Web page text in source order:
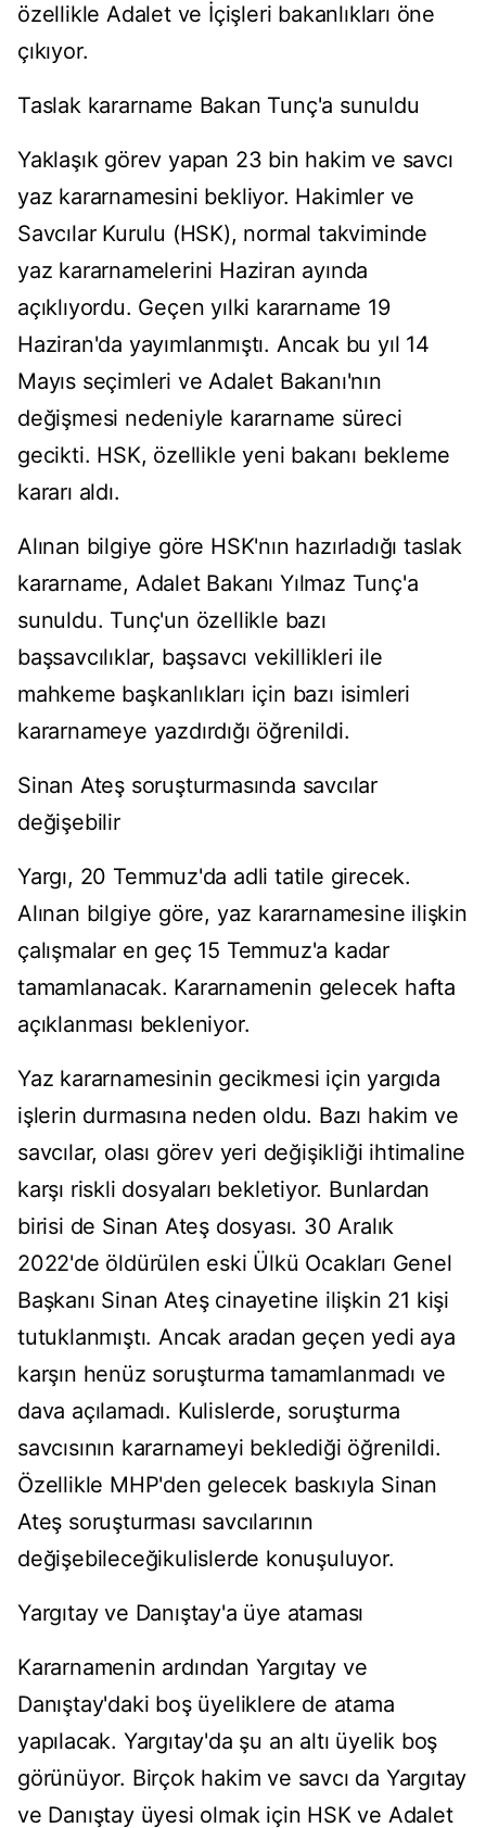
özellikle Adalet ve İçişleri bakanlıkları öne
çıkıyor.
Taslak kararname Bakan Tunç'a sunuldu
Yaklaşık görev yapan 23 bin hakim ve savcı
yaz kararnamesini bekliyor. Hakimler ve
Savcılar Kurulu (HSK), normal takviminde
yaz kararnamelerini Haziran ayında
açıklıyordu. Geçen yılki kararname 19
Haziran'da yayımlanmıştı. Ancak bu yıl 14
Mayıs seçimleri ve Adalet Bakanı'nın
değişmesi nedeniyle kararname süreci
gecikti. HSK, özellikle yeni bakanı bekleme
kararı aldı.
Alınan bilgiye göre HSK'nın hazırladığı taslak
kararname, Adalet Bakanı Yılmaz Tunç'a
sunuldu. Tunç'un özellikle bazı
başsavcılıklar, başsavcı vekillikleri ile
mahkeme başkanlıkları için bazı isimleri
kararnameye yazdırdığı öğrenildi.
Sinan Ateş soruşturmasında savcılar
değişebilir
Yargı, 20 Temmuz'da adli tatile girecek.
Alınan bilgiye göre, yaz kararnamesine ilişkin
çalışmalar en geç 15 Temmuz'a kadar
tamamlanacak. Kararnamenin gelecek hafta
açıklanması bekleniyor.
Yaz kararnamesinin gecikmesi için yargıda
işlerin durmasına neden oldu. Bazı hakim ve
savcılar, olası görev yeri değişikliği ihtimaline
karşı riskli dosyaları bekletiyor. Bunlardan
birisi de Sinan Ateş dosyası. 30 Aralık
2022'de öldürülen eski Ülkü Ocakları Genel
Başkanı Sinan Ateş cinayetine ilişkin 21 kişi
tutuklanmıştı. Ancak aradan geçen yedi aya
karşın henüz soruşturma tamamlanmadı ve
dava açılamadı. Kulislerde, soruşturma
savcısının kararnameyi beklediği öğrenildi.
Özellikle MHP'den gelecek baskıyla Sinan
Ateş soruşturması savcılarının
değişebileceğikulislerde konuşuluyor.
Yargıtay ve Danıştay'a üye ataması
Kararnamenin ardından Yargıtay ve
Danıştay'daki boş üyeliklere de atama
yapılacak. Yargıtay'da şu an altı üyelik boş
görünüyor. Birçok hakim ve savcı da Yargıtay
ve Danıştay üyesi olmak için HSK ve Adalet